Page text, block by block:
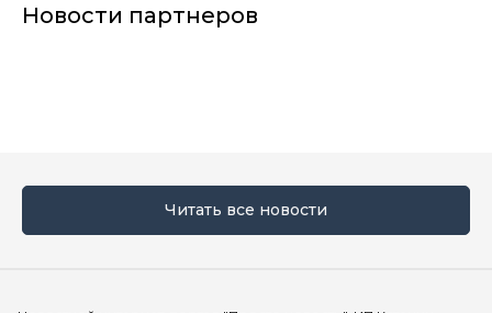
Новости партнеров
Читать все новости